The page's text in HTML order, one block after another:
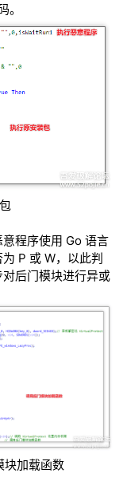
。
意程序使用 Go 语言
P 或 W，以此判
后门模块进行异或
块加载函数